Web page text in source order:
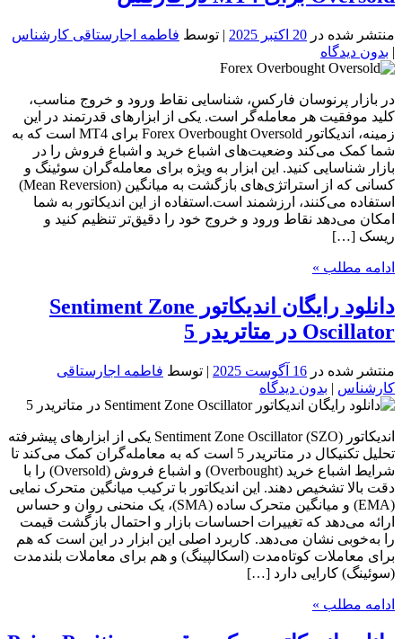
منتشر شده در 20 اکتبر 2025 | توسط فاطمه اجارستاقی کارشناس
| بدون دیدگاه
در بازار پرنوسان فارکس، شناسایی نقاط ورود و خروج مناسب،
کلید موفقیت هر معامله‌گر است. یکی از ابزارهای قدرتمند در این
زمینه، اندیکاتور Forex Overbought Oversold برای MT4 است که به
شما کمک می‌کند وضعیت‌های اشباع خرید و اشباع فروش را در
بازار شناسایی کنید. این ابزار به ویژه برای معامله‌گران سوئینگ و
کسانی که از استراتژی‌های بازگشت به میانگین (Mean Reversion)
استفاده می‌کنند، ارزشمند است.استفاده از این اندیکاتور به شما
امکان می‌دهد نقاط ورود و خروج خود را دقیق‌تر تنظیم کنید و
ریسک […]
ادامه مطلب »
دانلود رایگان اندیکاتور Sentiment Zone
Oscillator در متاتریدر 5
منتشر شده در 16 آگوست 2025 | توسط فاطمه اجارستاقی
کارشناس | بدون دیدگاه
اندیکاتور Sentiment Zone Oscillator (SZO) یکی از ابزارهای پیشرفته
تحلیل تکنیکال در متاتریدر 5 است که به معامله‌گران کمک می‌کند تا
شرایط اشباع خرید (Overbought) و اشباع فروش (Oversold) را با
دقت بالا تشخیص دهند. این اندیکاتور با ترکیب میانگین متحرک نمایی
(EMA) و میانگین متحرک ساده (SMA)، یک منحنی روان و حساس
ارائه می‌دهد که تغییرات احساسات بازار و احتمال بازگشت قیمت
را به‌خوبی نشان می‌دهد. کاربرد اصلی این ابزار در این است که هم
برای معاملات کوتاه‌مدت (اسکالپینگ) و هم برای معاملات بلندمدت
(سوئینگ) کارایی دارد […]
ادامه مطلب »